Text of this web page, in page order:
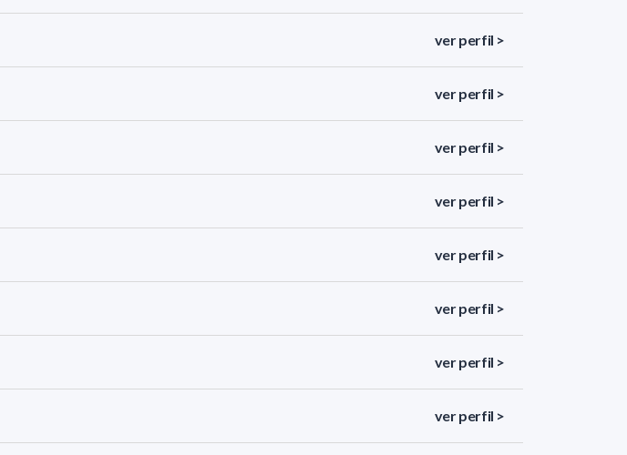
ver perfil >
ver perfil >
ver perfil >
ver perfil >
ver perfil >
ver perfil >
ver perfil >
ver perfil >